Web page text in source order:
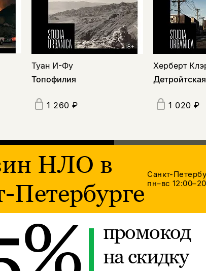
Туан И-Фу
Топофилия
1 260 ₽
Херберт
1 020 ₽
НЛО в
Петербурге
Санкт-
пн–вс
промокод
на скидку